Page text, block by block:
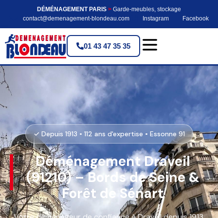
DÉMÉNAGEMENT PARIS > Garde-meubles, stockage
contact@demenagement-blondeau.com
Instagram Facebook
01 43 47 35 35
✓ Depuis 1913 • 112 ans d'expertise • Essonne 91
Déménagement Draveil
(91210) – Bords de Seine &
Forêt de Sénart